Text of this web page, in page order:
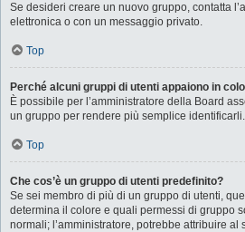
Se desideri creare un nuovo gruppo, contatta
elettronica o con un messaggio privato.
Top
Perché alcuni gruppi di utenti appaiono in
È possibile per l’amministratore della Board
un gruppo per rendere più semplice identificarli.
Top
Che cos’è un gruppo di utenti predefinito?
Se sei membro di più di un gruppo di utenti,
determina il colore e quali permessi di gruppo
normali; l’amministratore, potrebbe attribuire al